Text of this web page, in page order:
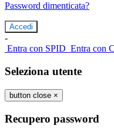
Password dimenticata?
-
Entra con SPID Entra con
Seleziona utente
button close ×
Recupero password